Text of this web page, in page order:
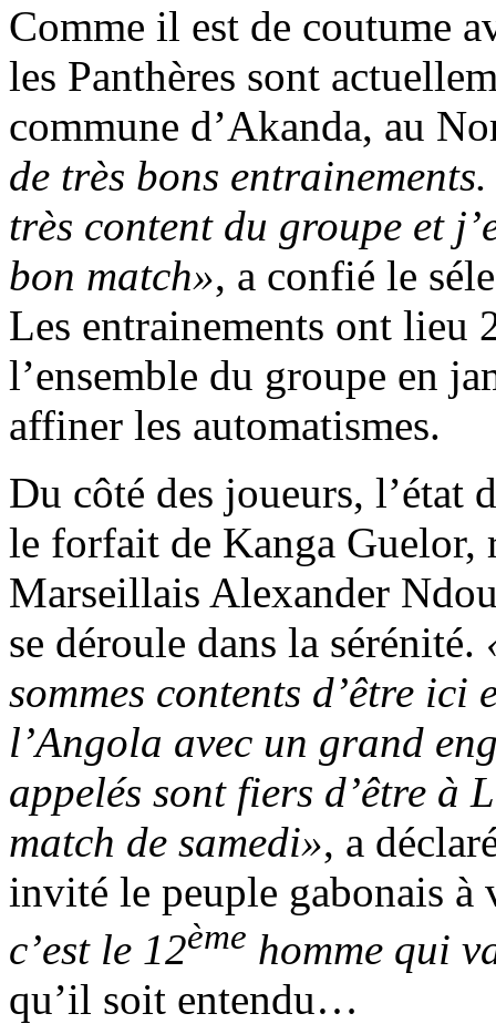
Comme il est de coutume
les Panthères sont
commune d’Akanda, au
de très bons
très content du groupe et
bon match», a confié le
Les entrainements ont lieu
l’ensemble du groupe en
affiner les automatismes.
Du côté des joueurs, l’état
le forfait de Kanga Guelor,
Marseillais Alexander
se déroule dans la sérénité.
sommes contents d’être
l’Angola avec un grand
appelés sont fiers d’être à
match de samedi», a
invité le peuple gabonais à
c’est le 12ème homme qui
qu’il soit entendu…